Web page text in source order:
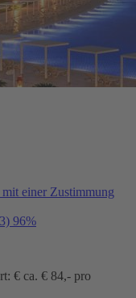
einer Zustimmung
96%
€ ca. € 84,- pro